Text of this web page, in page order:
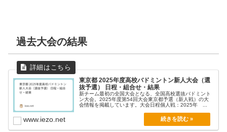
過去大会の結果
東京都 2025年度高校バドミントン新人大会（選
抜予選） 日程・組合せ・結果
新チーム最初の全国大会となる、全国高校選抜バドミント
ン大会。2025年度第54回大会東京都予選（新人戦）の大
会情報を掲載しています。大会日程個人戦：2025年 ...
www.iezo.net